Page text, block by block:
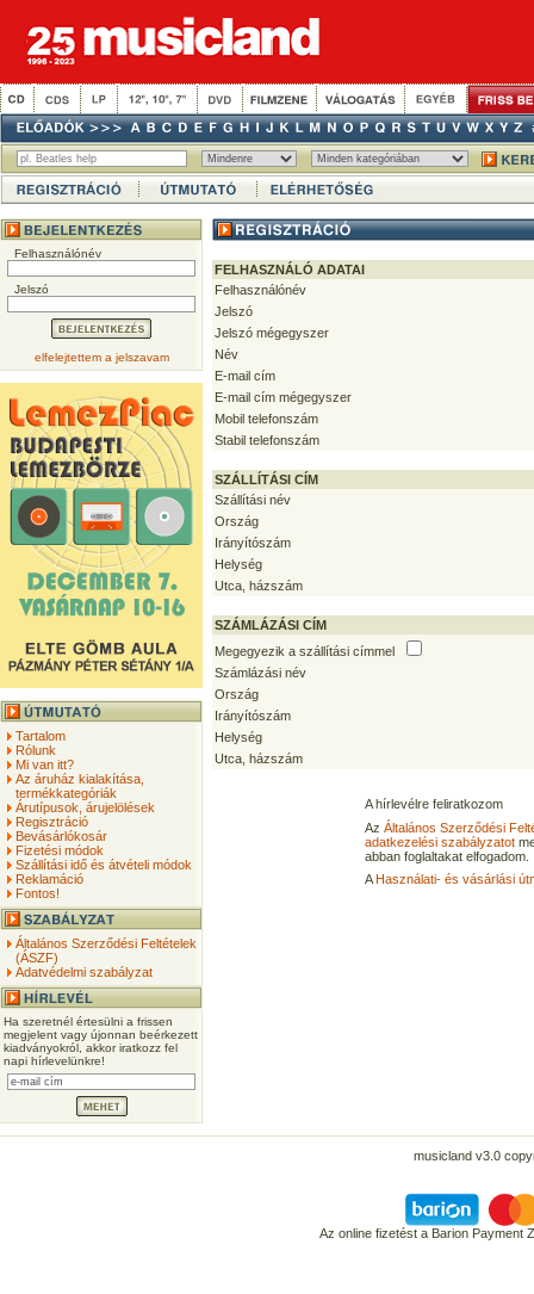
Felhasználónév
Jelszó
elfelejtettem a jelszavam
Tartalom
Rólunk
Mi van itt?
Az áruház kialakítása,
termékkategóriák
Árutípusok, árujelölések
Regisztráció
Bevásárlókosár
Fizetési módok
Szállítási idő és átvételi módok
Reklamáció
Fontos!
Általános Szerződési Feltételek
(ÁSZF)
Adatvédelmi szabályzat
Ha szeretnél értesülni a frissen
megjelent vagy újonnan beérkezett
kiadványokról, akkor iratkozz fel
napi hírlevelünkre!
FELHASZNÁLÓ ADATAI
Felhasználónév
Jelszó
Jelszó mégegyszer
Név
E-mail cím
E-mail cím mégegyszer
Mobil telefonszám
Stabil telefonszám
SZÁLLÍTÁSI CÍM
Szállítási név
Ország
Irányítószám
Helység
Utca, házszám
SZÁMLÁZÁSI CÍM
Megegyezik a szállítási címmel
Számlázási név
Ország
Irányítószám
Helység
Utca, házszám
A hírlevélre feliratkozom
Az Általános Szerződési
adatkezelési szabályzatot
abban foglaltakat elfogadom.
AHasználati- és vásárlási
musicland v3.0
Az online fizetést a Barion Payment